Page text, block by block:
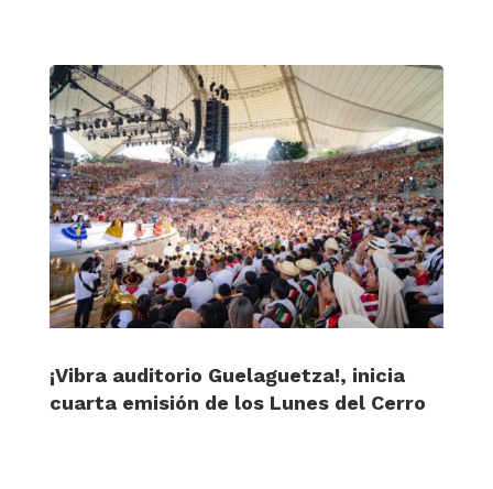
¡Vibra auditorio Guelaguetza!, inicia
cuarta emisión de los Lunes del Cerro